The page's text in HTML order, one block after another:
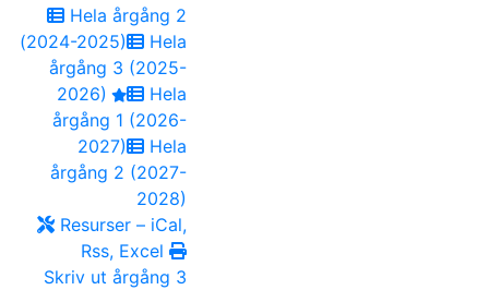
Hela årgång 2
(2024-2025)
Hela
årgång 3 (2025-
2026)
Hela
årgång 1 (2026-
2027)
Hela
årgång 2 (2027-
2028)
Resurser – iCal,
Rss, Excel
Skriv ut årgång 3